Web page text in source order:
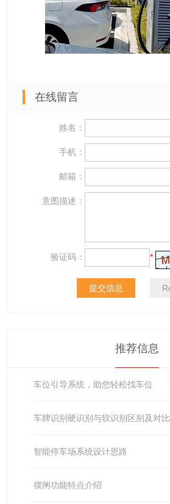
在线留言
姓名：
手机：
邮箱：
意图描述：
验证码： *
推荐信息
车位引导系统，助您轻松找车位
车牌识别硬识别与软识别区别及对比
智能停车场系统设计思路
摆闸功能特点介绍